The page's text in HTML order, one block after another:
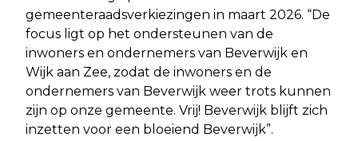
gemeenteraadsverkiezingen in maart 2026. “De
focus ligt op het ondersteunen van de
inwoners en ondernemers van Beverwijk en
Wijk aan Zee, zodat de inwoners en de
ondernemers van Beverwijk weer trots kunnen
zijn op onze gemeente. Vrij! Beverwijk blijft zich
inzetten voor een bloeiend Beverwijk”.